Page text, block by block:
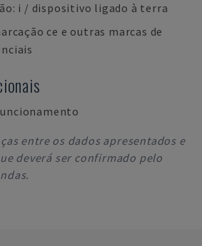
i / dispositivo ligado à terra
ce e outras marcas de
entre os dados apresentados e
deverá ser confirmado pelo